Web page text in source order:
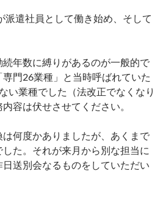
派遣社員として働き始め、そして
年数に縛りがあるのが一般的で
門26業種」と当時呼ばれていた
い業種でした（法改正でなくなり
容は伏せさせてください。
何度かありましたが、あくまで
た。それが来月から別な担当に
送別会なるものをしていただい